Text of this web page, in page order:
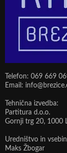
Telefon: 069 669
Email:
Tehnična izvedba:
Partitura d.o.o.
Gornji trg 20, 1000
Uredništvo in
Maks Žbogar